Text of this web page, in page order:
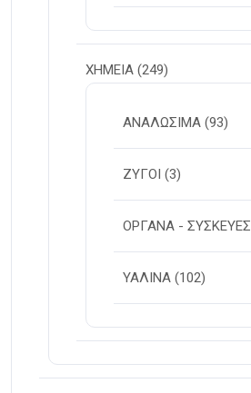
ΧΗΜΕΙΑ (249)
ΑΝΑΛΩΣΙΜΑ (93)
ΖΥΓΟΙ (3)
ΟΡΓΑΝΑ - ΣΥΣΚΕΥΕΣ
ΥΑΛΙΝΑ (102)